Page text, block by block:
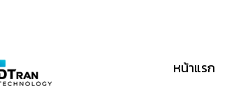
หน้าแรก